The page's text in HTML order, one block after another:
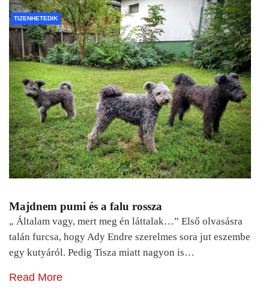
TIZENHETEDIK
Majdnem pumi és a falu rossza
„ Általam vagy, mert meg én láttalak…” Első olvasásra
talán furcsa, hogy Ady Endre szerelmes sora jut eszembe
egy kutyáról. Pedig Tisza miatt nagyon is…
Read More